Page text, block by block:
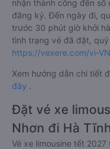
nhận thành công đến
đăng ký. Đến ngày đi,
trước 30 phút giờ khởi
tình trạng vé đã đặt,
https://vexere.com/vi-
Xem hướng dẫn chi tiết
đây .
Đặt vé xe
Nhơn đi Hà Tĩnh
Vé xe limousine tết